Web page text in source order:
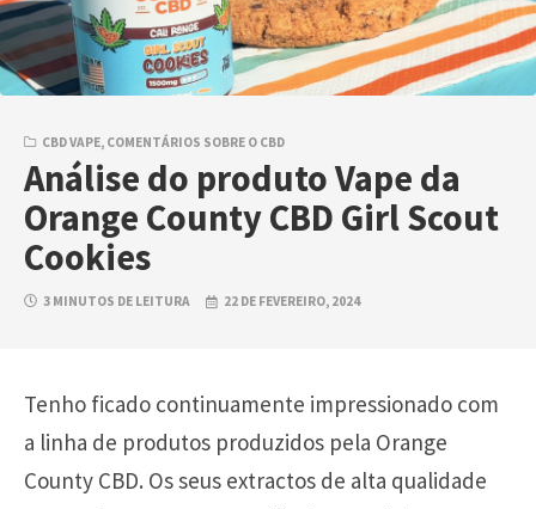
CBD VAPE, COMENTÁRIOS SOBRE O CBD
Análise do produto Vape da
Orange County CBD Girl Scout
Cookies
3 MINUTOS DE LEITURA 22 DE FEVEREIRO, 2024
Tenho ficado continuamente impressionado com
a linha de produtos produzidos pela Orange
County CBD. Os seus extractos de alta qualidade